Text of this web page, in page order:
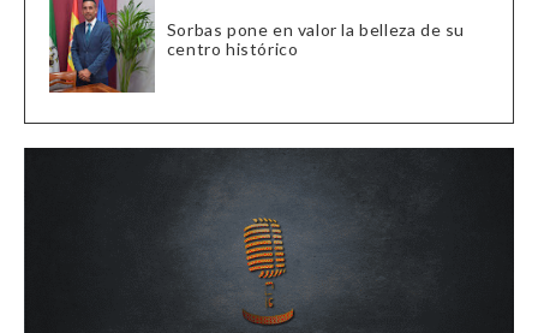
Sorbas pone en valor la belleza de su
centro histórico